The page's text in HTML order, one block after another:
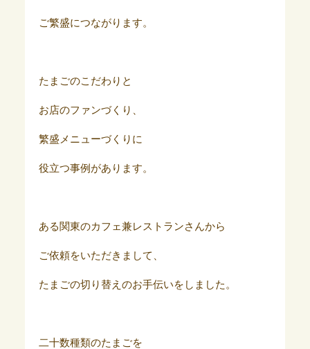
ご繁盛につながります。
たまごのこだわりと
お店のファンづくり、
繁盛メニューづくりに
役立つ事例があります。
ある関東のカフェ兼レストランさんから
ご依頼をいただきまして、
たまごの切り替えのお手伝いをしました。
二十数種類のたまごを